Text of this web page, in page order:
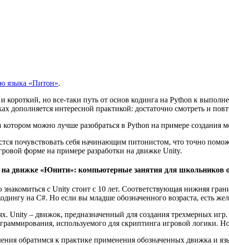
языка «Питон».
короткий, но все-таки путь от основ кодинга на Python к
дополняется интересной практикой: достаточно смотреть и
котором можно лучше разобраться в Python на примере создания
почувствовать себя начинающим питонистом, что точно
форме на примере разработки на движке Unity.
на движке «Юнити»: компьютерные занятия для школьников
с Unity стоит с 10 лет. Соответствующая нижняя
на C#. Но если вы младше обозначенного возраста, есть
Unity – движок, предназначенный для создания трехмерных
используемого для скриптинга игровой логики.
обратимся к практике применения обозначенных движка и